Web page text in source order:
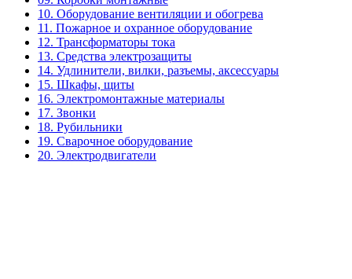
10. Оборудование вентиляции и обогрева
11. Пожарное и охранное оборудование
12. Трансформаторы тока
13. Средства электрозащиты
14. Удлинители, вилки, разъемы, аксессуары
15. Шкафы, щиты
16. Электромонтажные материалы
17. Звонки
18. Рубильники
19. Сварочное оборудование
20. Электродвигатели